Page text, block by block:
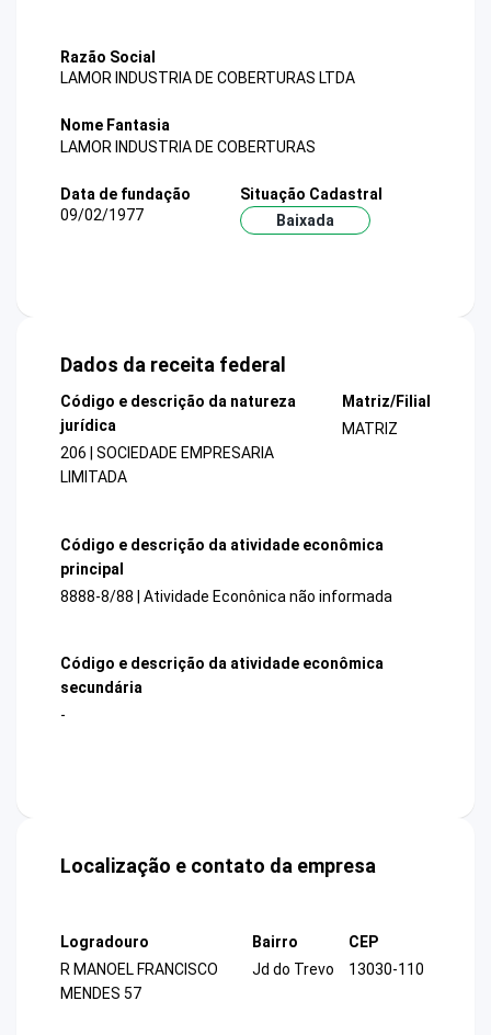
Razão Social
LAMOR INDUSTRIA DE COBERTURAS LTDA
Nome Fantasia
LAMOR INDUSTRIA DE COBERTURAS
Data de fundação
09/02/1977
Situação Cadastral
Baixada
Dados da receita federal
Código e descrição da natureza
jurídica
206 | SOCIEDADE EMPRESARIA
LIMITADA
Matriz/Filial
MATRIZ
Código e descrição da atividade econômica
principal
8888-8/88 | Atividade Econônica não informada
Código e descrição da atividade econômica
secundária
-
Localização e contato da empresa
Logradouro
R MANOEL FRANCISCO
MENDES 57
Bairro
Jd do Trevo
CEP
13030-110